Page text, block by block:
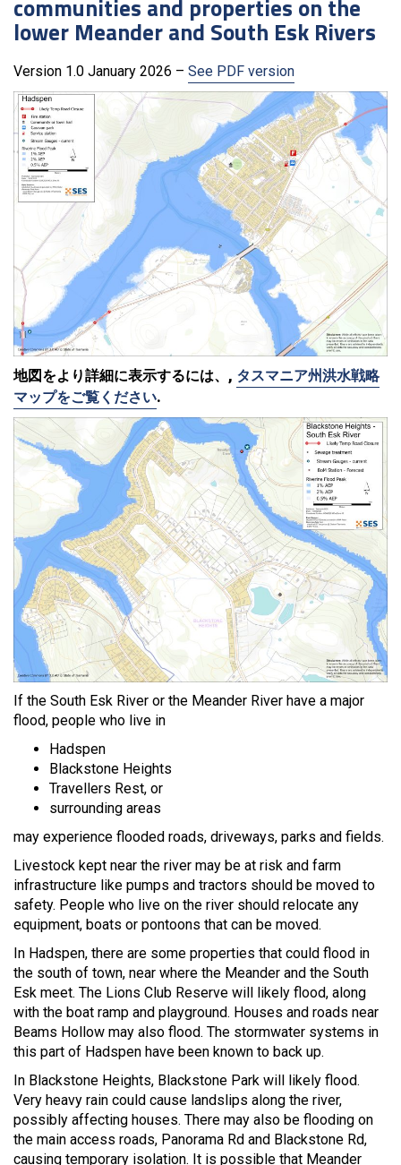
communities and properties on the
lower Meander and South Esk Rivers
Version 1.0 January 2026 – See PDF version
地図をより詳細に表示するには、, タスマニア州洪水戦略
マップをご覧ください.
If the South Esk River or the Meander River have a major
flood, people who live in
Hadspen
Blackstone Heights
Travellers Rest, or
surrounding areas
may experience flooded roads, driveways, parks and fields.
Livestock kept near the river may be at risk and farm
infrastructure like pumps and tractors should be moved to
safety. People who live on the river should relocate any
equipment, boats or pontoons that can be moved.
In Hadspen, there are some properties that could flood in
the south of town, near where the Meander and the South
Esk meet. The Lions Club Reserve will likely flood, along
with the boat ramp and playground. Houses and roads near
Beams Hollow may also flood. The stormwater systems in
this part of Hadspen have been known to back up.
In Blackstone Heights, Blackstone Park will likely flood.
Very heavy rain could cause landslips along the river,
possibly affecting houses. There may also be flooding on
the main access roads, Panorama Rd and Blackstone Rd,
causing temporary isolation. It is possible that Meander